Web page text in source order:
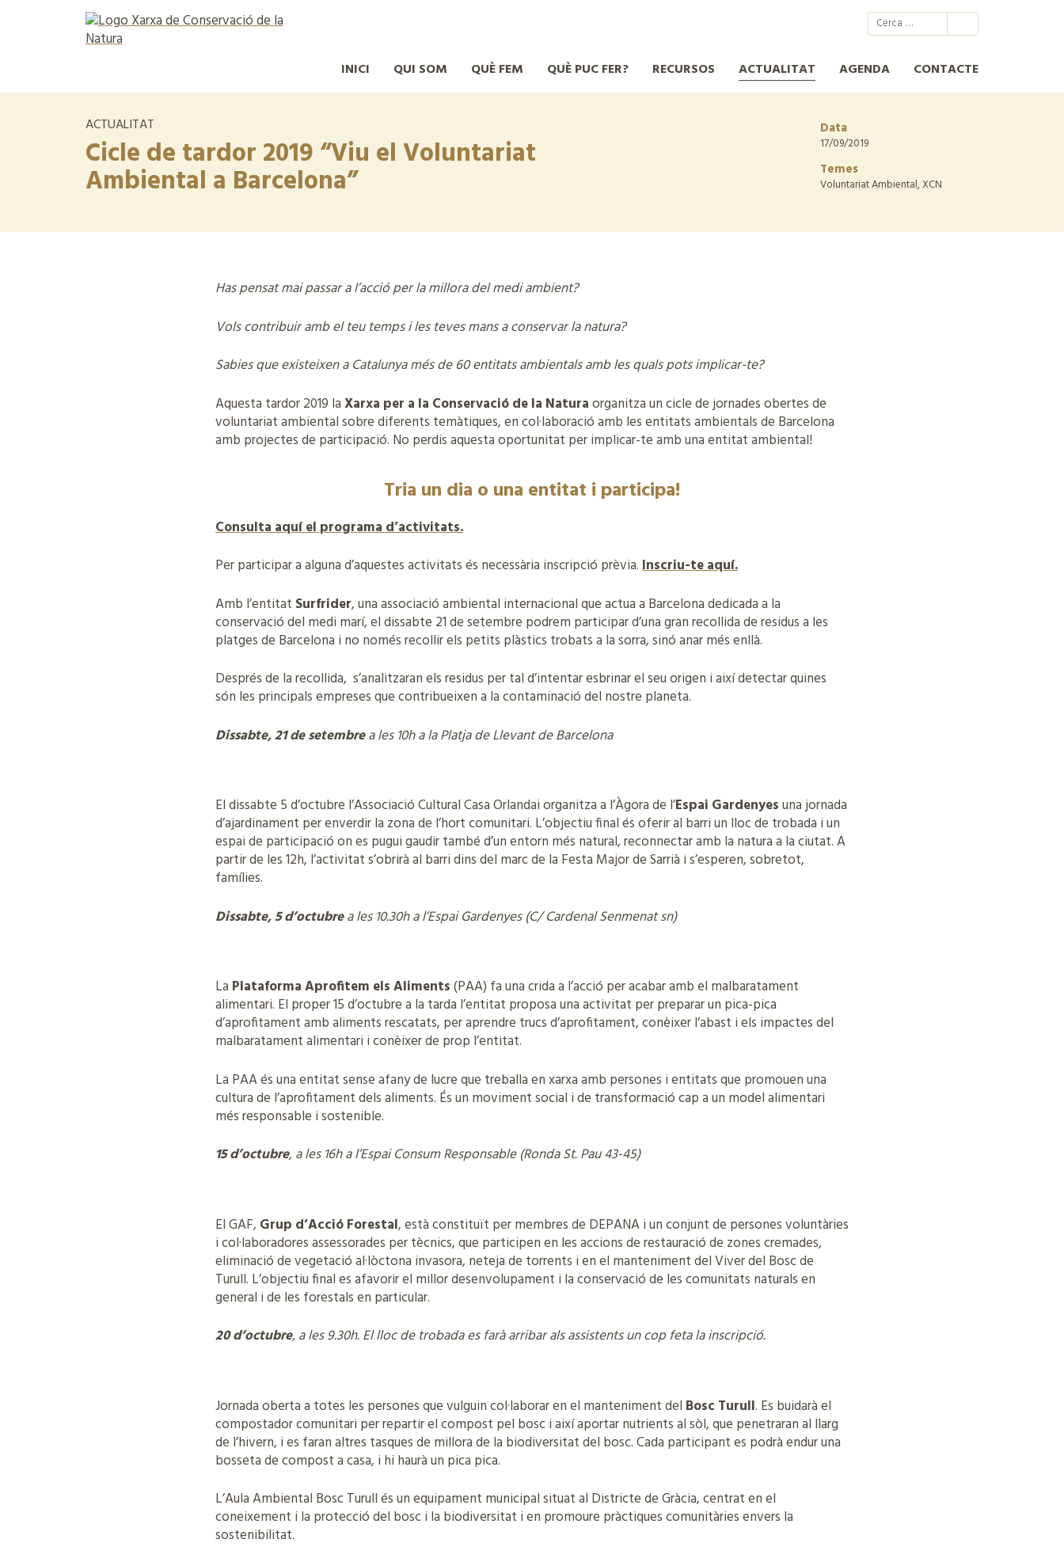
Xarxa per a la Conservació de la Natura
INICI QUI SOM QUÈ FEM QUÈ PUC FER? RECURSOS ACTUALITAT AGENDA CONTACTE
ACTUALITAT
Cicle de tardor 2019 “Viu el Voluntariat
Ambiental a Barcelona”
Data
17/09/2019
Temes
Voluntariat Ambiental,XCN
Has pensat mai passar a l’acció per la millora del medi ambient?
Vols contribuir amb el teu temps i les teves mans a conservar la natura?
Sabies que existeixen a Catalunya més de 60 entitats ambientals amb les quals pots implicar-te?
Aquesta tardor 2019 laXarxa per a la Conservació de la Naturaorganitza un cicle de jornades obertes de
voluntariat ambiental sobre diferents temàtiques, en col·laboració amb les entitats ambientals de Barcelona
amb projectes de participació. No perdis aquesta oportunitat per implicar-te amb una entitat ambiental!
Tria un dia o una entitat i participa!
Consulta aquí el programa d’activitats.
Per participar a alguna d’aquestes activitats és necessària inscripció prèvia.Inscriu-te aquí.
Amb l’entitat Surfrider, una associació ambiental internacional que actua a Barcelona dedicada a la
conservació del medi marí, el dissabte 21 de setembre podrem participar d’una gran recollida de residus a les
platges de Barcelona i no només recollir els petits plàstics trobats a la sorra, sinó anar més enllà.
Després de la recollida, s’analitzaran els residus per tal d’intentar esbrinar el seu origen i així detectar quines
són les principals empreses que contribueixen a la contaminació del nostre planeta.
Dissabte, 21 de setembrea les 10h a la Platja de Llevant de Barcelona
El dissabte 5 d’octubre l’Associació Cultural Casa Orlandai organitza a l’Àgora de l’Espai Gardenyesuna jornada
d’ajardinament per enverdir la zona de l’hort comunitari. L’objectiu final és oferir al barri un lloc de trobada i un
espai de participació on es pugui gaudir també d’un entorn més natural, reconnectar amb la natura a la ciutat. A
partir de les 12h, l’activitat s’obrirà al barri dins del marc de la Festa Major de Sarrià i s’esperen, sobretot,
famílies.
Dissabte, 5 d’octubrea les 10.30h a l’Espai Gardenyes (C/ Cardenal Senmenat sn)
La Plataforma Aprofitem els Aliments(PAA) fa una crida a l’acció per acabar amb el malbaratament
alimentari. El proper 15 d’octubre a la tarda l’entitat proposa una activitat per preparar un pica-pica
d’aprofitament amb aliments rescatats, per aprendre trucs d’aprofitament, conèixer l’abast i els impactes del
malbaratament alimentari i conèixer de prop l’entitat.
La PAA és una entitat sense afany de lucre que treballa en xarxa amb persones i entitats que promouen una
cultura de l’aprofitament dels aliments. És un moviment social i de transformació cap a un model alimentari
més responsable i sostenible.
15 d’octubre, a les 16h a l’Espai Consum Responsable (Ronda St. Pau 43-45)
El GAF, Grup d’Acció Forestal, està constituït per membres de DEPANA i un conjunt de persones voluntàries
i col·laboradores assessorades per tècnics, que participen en les accions de restauració de zones cremades,
eliminació de vegetació al·lòctona invasora, neteja de torrents i en el manteniment del Viver del Bosc de
Turull. L’objectiu final es afavorir el millor desenvolupament i la conservació de les comunitats naturals en
general i de les forestals en particular.
20 d’octubre, a les 9.30h. El lloc de trobada es farà arribar als assistents un cop feta la inscripció.
Jornada oberta a totes les persones que vulguin col·laborar en el manteniment del Bosc Turull. Es buidarà el
compostador comunitari per repartir el compost pel bosc i així aportar nutrients al sòl, que penetraran al llarg
de l’hivern, i es faran altres tasques de millora de la biodiversitat del bosc. Cada participant es podrà endur una
bosseta de compost a casa, i hi haurà un pica pica.
L’Aula Ambiental Bosc Turull és un equipament municipal situat al Districte de Gràcia, centrat en el
coneixement i la protecció del bosc i la biodiversitat i en promoure pràctiques comunitàries envers la
sostenibilitat.